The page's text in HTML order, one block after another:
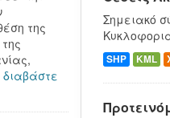
Σημειακό
SHP KML
της
διαβάστε